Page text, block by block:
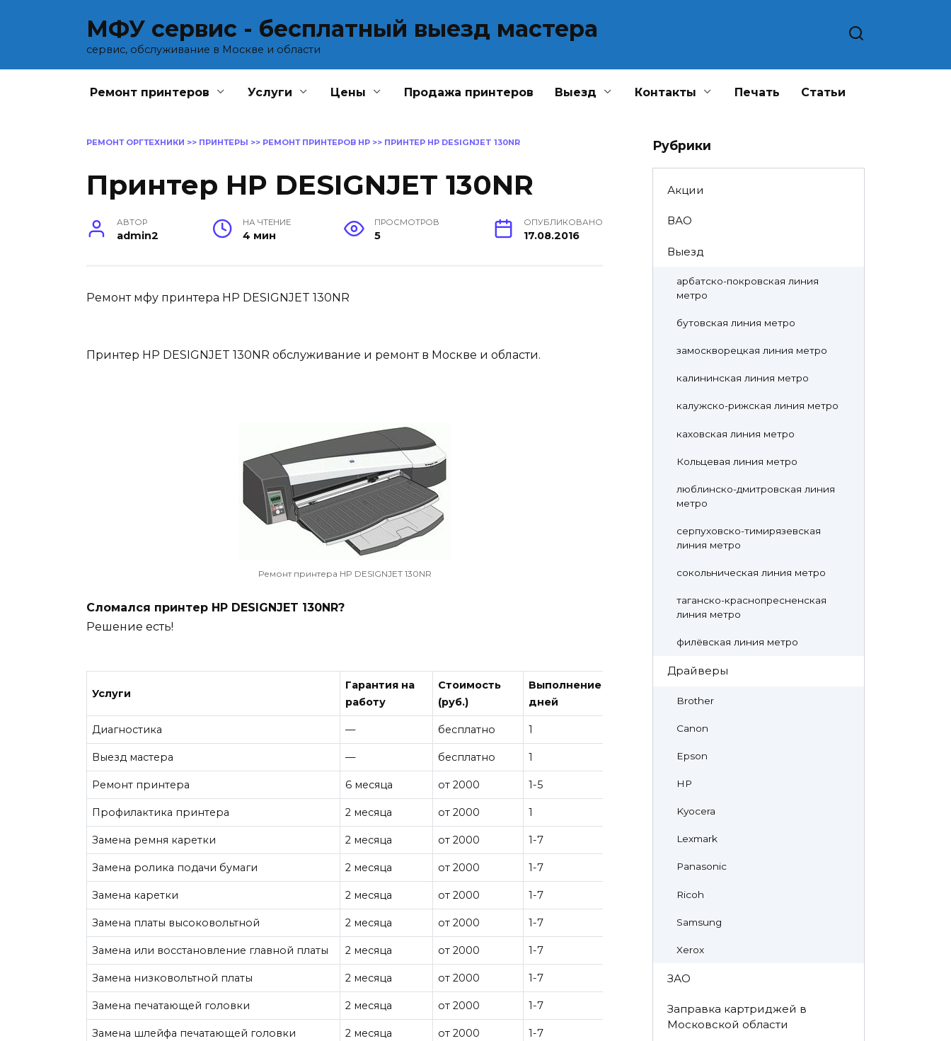
МФУ сервис - бесплатный выезд мастера
сервис, обслуживание в Москве и области
Ремонт принтеров Услуги Цены Продажа принтеров Выезд Контакты Печать Статьи
РЕМОНТ ОРГТЕХНИКИ >> ПРИНТЕРЫ >> РЕМОНТ ПРИНТЕРОВ HP >> ПРИНТЕР HP DESIGNJET 130NR
Принтер HP DESIGNJET 130NR
АВТОР
admin2
НА ЧТЕНИЕ
4 мин
ПРОСМОТРОВ
5
ОПУБЛИКОВАНО
17.08.2016
Ремонт мфу принтера HP DESIGNJET 130NR
Принтер HP DESIGNJET 130NR обслуживание и ремонт в Москве и области.
Ремонт принтера HP DESIGNJET 130NR
Сломался принтер HP DESIGNJET 130NR?
Решение есть!
Услуги
Гарантия на
работу
Стоимость
(руб.)
Выполнение
дней
Диагностика — бесплатно 1
Выезд мастера — бесплатно 1
Ремонт принтера 6 месяца от 2000 1-5
Профилактика принтера 2 месяца от 2000 1
Замена ремня каретки 2 месяца от 2000 1-7
Замена ролика подачи бумаги 2 месяца от 2000 1-7
Замена каретки 2 месяца от 2000 1-7
Замена платы высоковольтной 2 месяца от 2000 1-7
Замена или восстановление главной платы 2 месяца от 2000 1-7
Замена низковольтной платы 2 месяца от 2000 1-7
Замена печатающей головки 2 месяца от 2000 1-7
Замена шлейфа печатающей головки 2 месяца от 2000 1-7
Рубрики
Акции
ВАО
Выезд
арбатско-покровская линия
метро
бутовская линия метро
замоскворецкая линия метро
калининская линия метро
калужско-рижская линия метро
каховская линия метро
Кольцевая линия метро
люблинско-дмитровская линия
метро
серпуховско-тимирязевская
линия метро
сокольническая линия метро
таганско-краснопресненская
линия метро
филёвская линия метро
Драйверы
Brother
Canon
Epson
HP
Kyocera
Lexmark
Panasonic
Ricoh
Samsung
Xerox
ЗАО
Заправка картриджей в
Московской области